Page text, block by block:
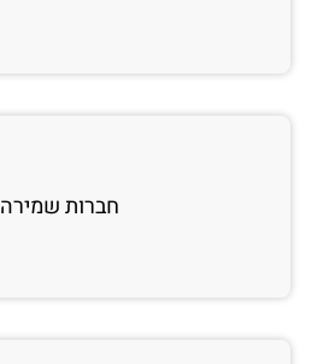
חברות שמירה